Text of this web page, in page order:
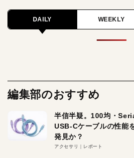
DAILY WEEKLY
編集部のおすすめ
半信半疑。100均・
USB-Cケーブルの性能
発見か？
アクセサリ レポート